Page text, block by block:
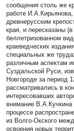
сообщения столь же
работе
древнерусским
края, и пересказаны
беллетризованном
краеведческих
специальных же
различным аспектам
Суздальской Руси,
Новгороде за период
рассматривались в
интересовавших
внимание В.А.Кучкина
процессе
из Волго-Окского
освоения новых